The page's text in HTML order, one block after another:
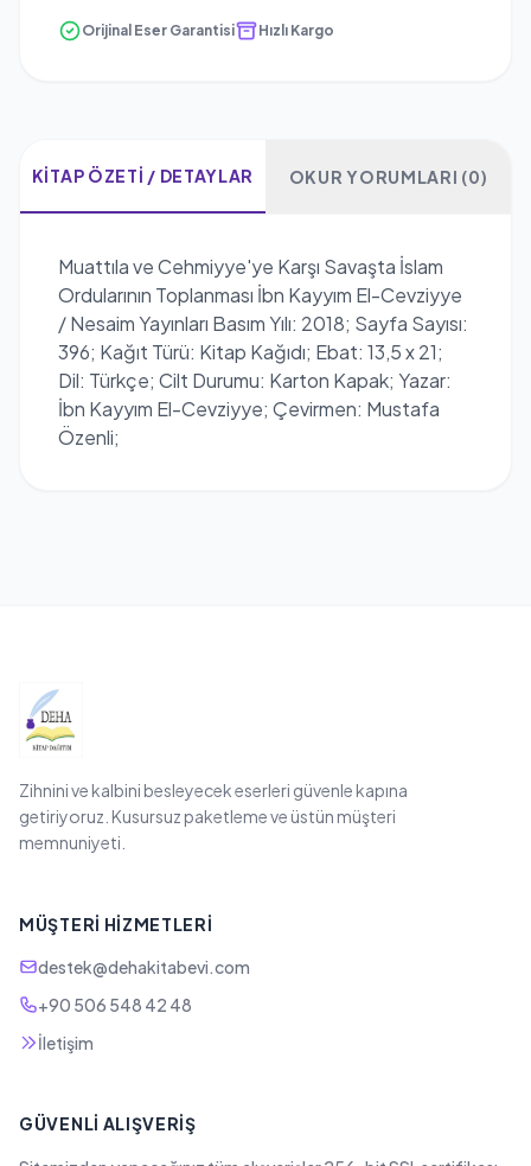
Orijinal Eser Garantisi Hızlı Kargo
KITAP ÖZETI / DETAYLAR OKUR YORUMLARI (0)
Muattıla ve Cehmiyye'ye Karşı Savaşta İslam
Ordularının Toplanması İbn Kayyım El-Cevziyye
/ Nesaim Yayınları Basım Yılı: 2018; Sayfa Sayısı:
396; Kağıt Türü: Kitap Kağıdı; Ebat: 13,5 x 21;
Dil: Türkçe; Cilt Durumu: Karton Kapak; Yazar:
İbn Kayyım El-Cevziyye; Çevirmen: Mustafa
Özenli;
Zihnini ve kalbini besleyecek eserleri güvenle kapına
getiriyoruz. Kusursuz paketleme ve üstün müşteri
memnuniyeti.
MÜŞTERI HIZMETLERI
destek@dehakitabevi.com
+90 506 548 42 48
İletişim
GÜVENLI ALIŞVERIŞ